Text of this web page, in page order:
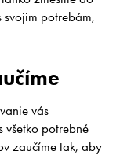
svojim potrebám,
vás
všetko potrebné
zaučíme tak, aby